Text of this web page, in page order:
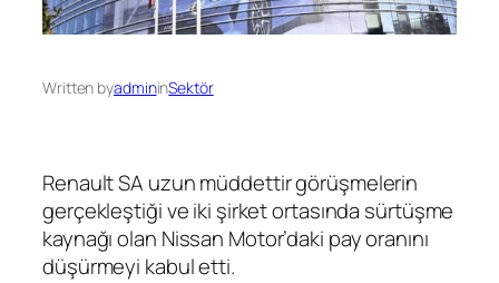
Written byadmininSektör
Renault SA uzun müddettir görüşmelerin
gerçekleştiği ve iki şirket ortasında sürtüşme
kaynağı olan Nissan Motor’daki pay oranını
düşürmeyi kabul etti.